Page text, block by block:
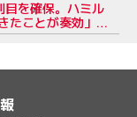
目を確保。ハミル
たことが奏効」と